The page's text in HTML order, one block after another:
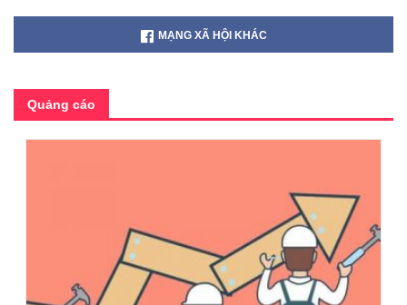
MẠNG XÃ HỘI KHÁC
Quảng cáo